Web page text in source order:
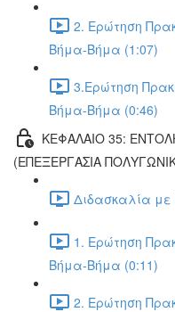
2. Ερώτηση
Βήμα-Βήμα (1:07)
3.Ερώτηση
Βήμα-Βήμα (0:46)
ΚΕΦΑΛΑΙΟ 35:
(ΕΠΕΞΕΡΓΑΣΙΑ
Διδασκαλία με
1. Ερώτηση
Βήμα-Βήμα (0:11)
2. Ερώτηση